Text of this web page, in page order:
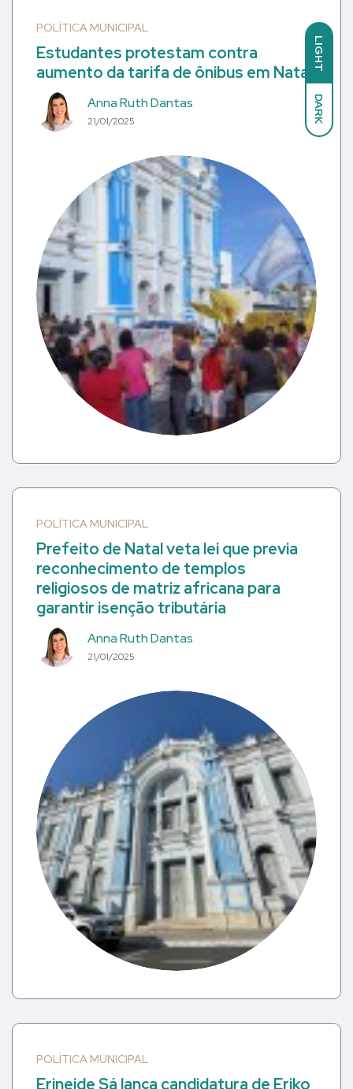
LIGHT
DARK
POLÍTICA MUNICIPAL
Estudantes protestam contra
aumento da tarifa de ônibus em Natal
Anna Ruth Dantas
21/01/2025
POLÍTICA MUNICIPAL
Prefeito de Natal veta lei que previa
reconhecimento de templos
religiosos de matriz africana para
garantir isenção tributária
Anna Ruth Dantas
21/01/2025
POLÍTICA MUNICIPAL
Erineide Sá lança candidatura de Eriko